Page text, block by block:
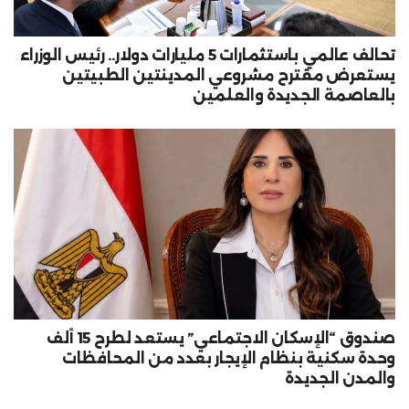
تحالف عالمي باستثمارات 5 مليارات دولار.. رئيس الوزراء
يستعرض مقترح مشروعي المدينتين الطبيتين
بالعاصمة الجديدة والعلمين
صندوق “الإسكان الاجتماعي” يستعد لطرح 15 ألف
وحدة سكنية بنظام الإيجار بعدد من المحافظات
والمدن الجديدة